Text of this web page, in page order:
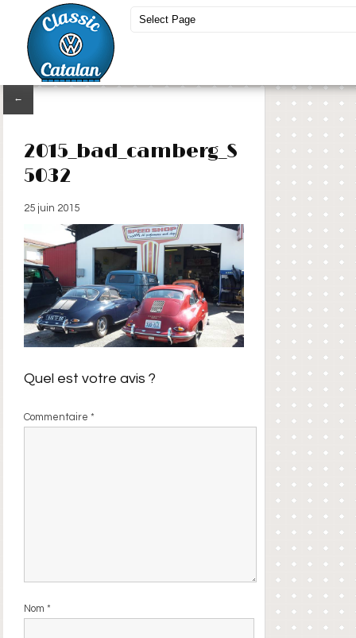
←
2015_bad_camberg_S
5032
25 juin 2015
Quel est votre avis ?
Commentaire*
Nom*